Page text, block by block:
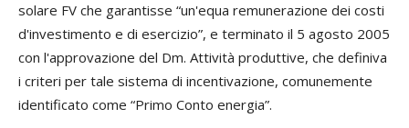
solare FV che garantisse “un'equa remunerazione dei costi
d'investimento e di esercizio”, e terminato il 5 agosto 2005
con l'approvazione del Dm. Attività produttive, che definiva
i criteri per tale sistema di incentivazione, comunemente
identificato come “Primo Conto energia”.